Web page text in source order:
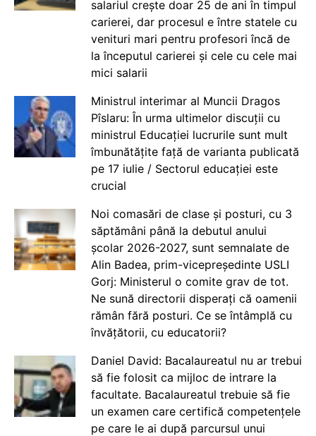
salariul crește doar 25 de ani în timpul
carierei, dar procesul e între statele cu
venituri mari pentru profesori încă de
la începutul carierei și cele cu cele mai
mici salarii
Ministrul interimar al Muncii Dragos
Pîslaru: În urma ultimelor discuții cu
ministrul Educației lucrurile sunt mult
îmbunătățite față de varianta publicată
pe 17 iulie / Sectorul educației este
crucial
Noi comasări de clase și posturi, cu 3
săptămâni până la debutul anului
școlar 2026-2027, sunt semnalate de
Alin Badea, prim-vicepreședinte USLI
Gorj: Ministerul o comite grav de tot.
Ne sună directorii disperați că oamenii
rămân fără posturi. Ce se întâmplă cu
învățătorii, cu educatorii?
Daniel David: Bacalaureatul nu ar trebui
să fie folosit ca mijloc de intrare la
facultate. Bacalaureatul trebuie să fie
un examen care certifică competențele
pe care le ai după parcursul unui